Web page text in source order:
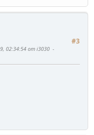
#3
02:34:54 от i3030